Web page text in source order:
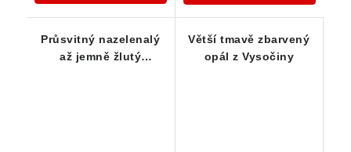
Průsvitný nazelenalý
až jemně žlutý
Větší tmavě zbarvený
opál z Vysočiny